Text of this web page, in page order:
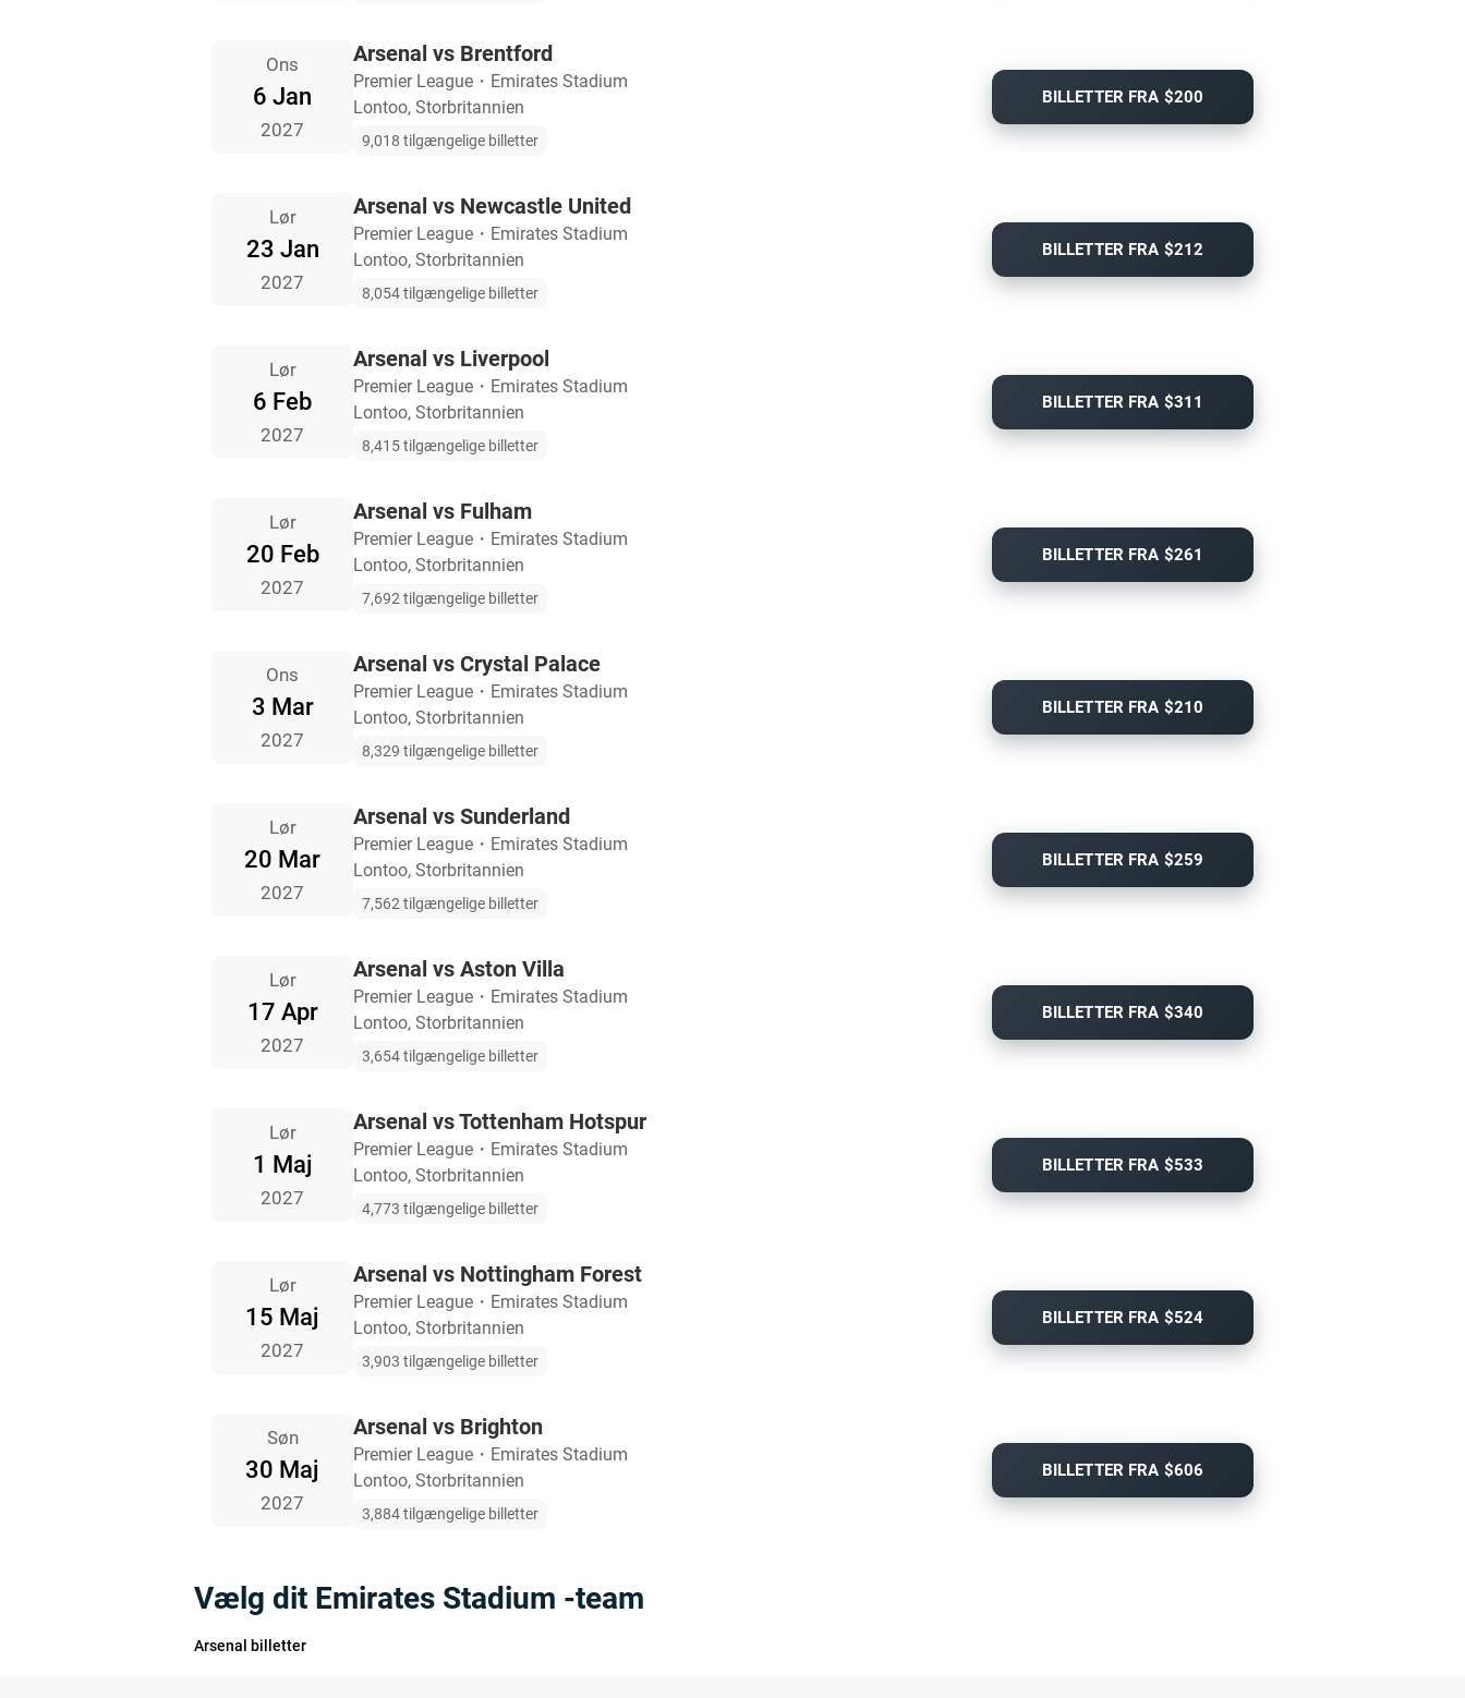
Ons
6 Jan
2027
Arsenal vs Brentford
Premier League ・ Emirates Stadium
Lontoo, Storbritannien
9,018 tilgængelige billetter
BILLETTER FRA $200
Lør
23 Jan
2027
Arsenal vs Newcastle United
Premier League ・ Emirates Stadium
Lontoo, Storbritannien
8,054 tilgængelige billetter
BILLETTER FRA $212
Lør
6 Feb
2027
Arsenal vs Liverpool
Premier League ・ Emirates Stadium
Lontoo, Storbritannien
8,415 tilgængelige billetter
BILLETTER FRA $311
Lør
20 Feb
2027
Arsenal vs Fulham
Premier League ・ Emirates Stadium
Lontoo, Storbritannien
7,692 tilgængelige billetter
BILLETTER FRA $261
Ons
3 Mar
2027
Arsenal vs Crystal Palace
Premier League ・ Emirates Stadium
Lontoo, Storbritannien
8,329 tilgængelige billetter
BILLETTER FRA $210
Lør
20 Mar
2027
Arsenal vs Sunderland
Premier League ・ Emirates Stadium
Lontoo, Storbritannien
7,562 tilgængelige billetter
BILLETTER FRA $259
Lør
17 Apr
2027
Arsenal vs Aston Villa
Premier League ・ Emirates Stadium
Lontoo, Storbritannien
3,654 tilgængelige billetter
BILLETTER FRA $340
Lør
1 Maj
2027
Arsenal vs Tottenham Hotspur
Premier League ・ Emirates Stadium
Lontoo, Storbritannien
4,773 tilgængelige billetter
BILLETTER FRA $533
Lør
15 Maj
2027
Arsenal vs Nottingham Forest
Premier League ・ Emirates Stadium
Lontoo, Storbritannien
3,903 tilgængelige billetter
BILLETTER FRA $524
Søn
30 Maj
2027
Arsenal vs Brighton
Premier League ・ Emirates Stadium
Lontoo, Storbritannien
3,884 tilgængelige billetter
BILLETTER FRA $606
Vælg dit Emirates Stadium -team
Arsenal billetter